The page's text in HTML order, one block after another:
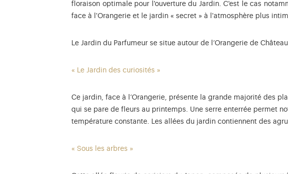
floraison optimale pour l'ouverture du Jardin. C'est le cas
face à l'Orangerie et le jardin « secret » à l'atmosphère plus
Le Jardin du Parfumeur se situe autour de l’Orangerie de
« Le Jardin des curiosités »
Ce jardin, face à l’Orangerie, présente la grande majorité des
qui se pare de fleurs au printemps. Une serre enterrée permet
température constante. Les allées du jardin contiennent des
« Sous les arbres »